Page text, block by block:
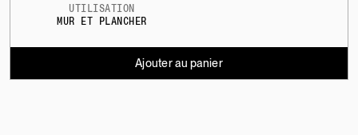
UTILISATION
MUR ET PLANCHER
Ajouter au panier